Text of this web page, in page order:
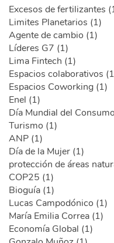
Excesos de fertilizantes
Limites Planetarios (1)
Agente de cambio (1)
Líderes G7 (1)
Lima Fintech (1)
Espacios colaborativos
Espacios Coworking (1)
Enel (1)
Día Mundial del
Turismo (1)
ANP (1)
Día de la Mujer (1)
protección de áreas
COP25 (1)
Bioguía (1)
Lucas Campodónico (1)
María Emilia Correa (1)
Economía Global (1)